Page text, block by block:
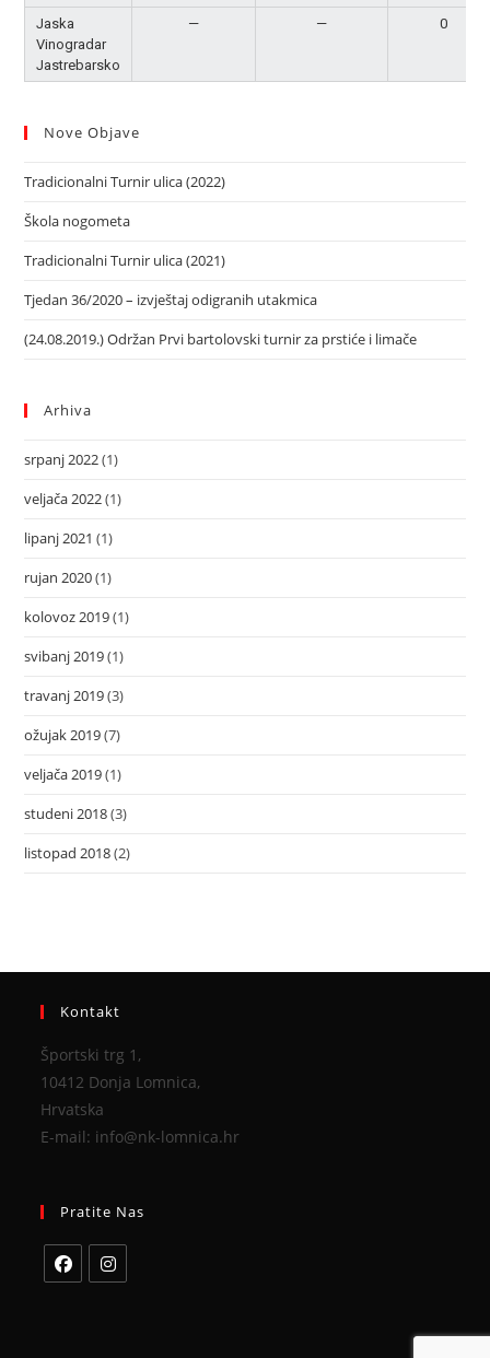
Jaska
Vinogradar
Jastrebarsko
— — 0
Nove Objave
Tradicionalni Turnir ulica (2022)
Škola nogometa
Tradicionalni Turnir ulica (2021)
Tjedan 36/2020 – izvještaj odigranih utakmica
(24.08.2019.) Održan Prvi bartolovski turnir za prstiće i limače
Arhiva
srpanj 2022(1)
veljača 2022(1)
lipanj 2021 (1)
rujan 2020(1)
kolovoz 2019(1)
svibanj 2019(1)
travanj 2019(3)
ožujak 2019(7)
veljača 2019(1)
studeni 2018(3)
listopad 2018(2)
Kontakt
Športski trg 1,
10412 Donja Lomnica,
Hrvatska
E-mail: info@nk-lomnica.hr
Pratite Nas